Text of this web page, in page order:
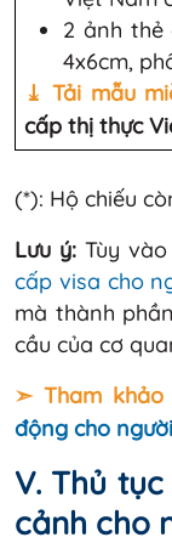
2 ảnh thẻ
4x6cm,
⤓ Tải mẫu
cấp thị thực
(*): Hộ chiếu
Lưu ý:Tùy vào
cấp visa cho
mà thành
cầu của cơ
➣ Tham khảo
động cho
V. Thủ
cảnh cho